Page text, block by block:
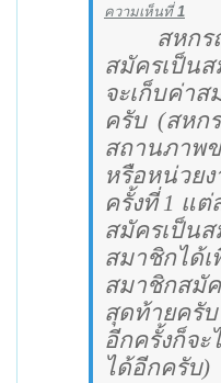
ความเห็นที่1
สหก
สมัครเป็น
จะเก็บค่าส
ครับ (สหก
สถานภาพ
หรือหน่วย
ครั้งที่ 1 แ
สมัครเป็น
สมาชิกได้เ
สมาชิกสมั
สุดท้ายครั
อีกครั้งก็จะ
ได้อีกครับ)